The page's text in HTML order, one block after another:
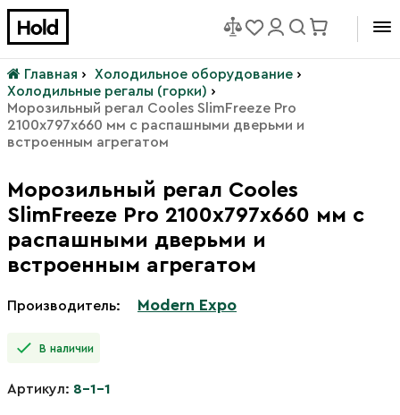
Главная › Холодильное оборудование ›
Холодильные регалы (горки) ›
Морозильный регал Cooles SlimFreeze Pro
2100х797х660 мм с распашными дверьми и
встроенным агрегатом
Морозильный регал Cooles
SlimFreeze Pro 2100х797х660 мм с
распашными дверьми и
встроенным агрегатом
Производитель: Modern Expo
В наличии
Артикул: 8-1-1